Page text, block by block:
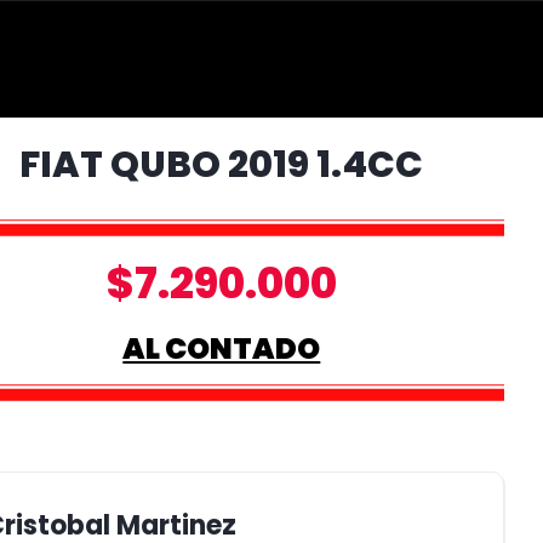
FIAT QUBO 2019 1.4CC
$7.290.000
AL CONTADO
Martinez